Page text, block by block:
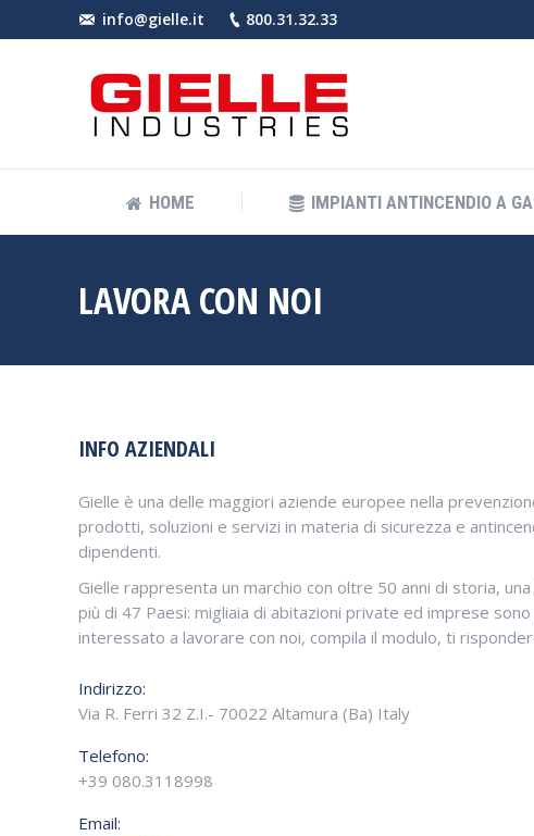
info@gielle.it 800.31.32.33
HOME IMPIANTI ANTINCENDIO A
LAVORA CON NOI
INFO AZIENDALI
Gielle è una delle maggiori aziende europee nella
prodotti, soluzioni e servizi in materia di sicurezza e
dipendenti.
Gielle rappresenta un marchio con oltre 50 anni di storia,
più di 47 Paesi: migliaia di abitazioni private ed imprese
interessato a lavorare con noi, compila il modulo, ti
Indirizzo:
Via R. Ferri 32 Z.I.- 70022 Altamura (Ba) Italy
Telefono:
+39 080.3118998
Email:
HOME IMPIANTI